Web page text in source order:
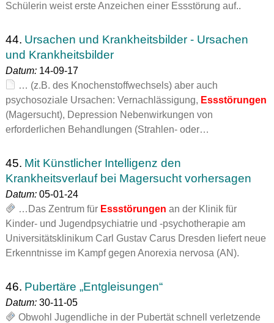
Schülerin weist erste Anzeichen einer Essstörung auf..
44. Ursachen und Krankheitsbilder - Ursachen
und Krankheitsbilder
Datum:14-09-17
… (z.B. des Knochenstoffwechsels) aber auch
psychosoziale Ursachen: Vernachlässigung, Essstörungen
(Magersucht), Depression Nebenwirkungen von
erforderlichen Behandlungen (Strahlen- oder…
45. Mit Künstlicher Intelligenz den
Krankheitsverlauf bei Magersucht vorhersagen
Datum:05-01-24
…Das Zentrum für Essstörungen an der Klinik für
Kinder- und Jugendpsychiatrie und -psychotherapie am
Universitätsklinikum Carl Gustav Carus Dresden liefert neue
Erkenntnisse im Kampf gegen Anorexia nervosa (AN).
46. Pubertäre „Entgleisungen“
Datum:30-11-05
Obwohl Jugendliche in der Pubertät schnell verletzende